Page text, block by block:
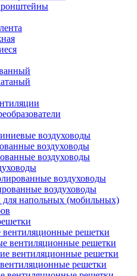
воздуховоды
воздуховоды
воздуховоды
воздуховоды
воздуховоды
для напольных (мобильных)
вентиляционные решетки
вентиляционные решетки
вентиляционные решетки
решетки